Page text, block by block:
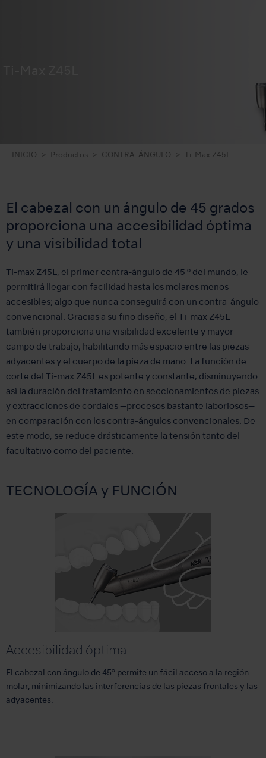
INICIO Productos CONTRA-ÁNGULO Ti-Max Z45L
El cabezal con un ángulo de 45 grados
proporciona una accesibilidad óptima
y una visibilidad total
Ti-max Z45L, el primer contra-ángulo de 45 º del mundo, le
permitirá llegar con facilidad hasta los molares menos
accesibles; algo que nunca conseguirá con un contra-ángulo
convencional. Gracias a su fino diseño, el Ti-max Z45L
también proporciona una visibilidad excelente y mayor
campo de trabajo, habilitando más espacio entre las piezas
adyacentes y el cuerpo de la pieza de mano. La función de
corte del Ti-max Z45L es potente y constante, disminuyendo
así la duración del tratamiento en seccionamientos de piezas
y extracciones de cordales —procesos bastante laboriosos—
en comparación con los contra-ángulos convencionales. De
este modo, se reduce drásticamente la tensión tanto del
facultativo como del paciente.
TECNOLOGÍA y FUNCIÓN
Accesibilidad óptima
El cabezal con ángulo de 45º permite un fácil acceso a la región
molar, minimizando las interferencias de las piezas frontales y las
adyacentes.